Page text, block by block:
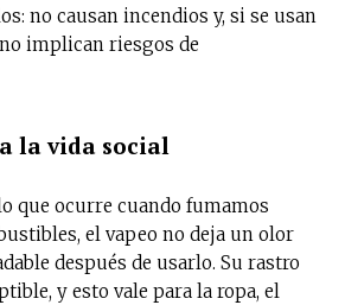
no causan incendios y, si se usan
implican riesgos de
la vida social
que ocurre cuando fumamos
el vapeo no deja un olor
después de usarlo. Su rastro
y esto vale para la ropa, el